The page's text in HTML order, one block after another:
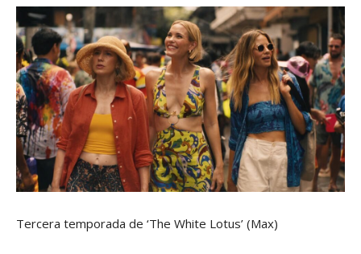
Tercera temporada de ‘The White Lotus’ (Max)